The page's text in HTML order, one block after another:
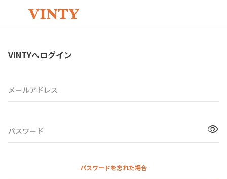
VINTYへログイン
メールアドレス
パスワード visibility
パスワードを忘れた場合